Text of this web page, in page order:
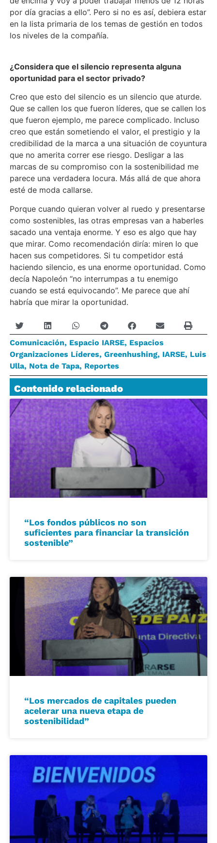
por día gracias a ello”. Pero si no es así, debiera estar
en la lista primaria de los temas de gestión en todos
los niveles de la compañía.
¿Considera que el silencio representa alguna
oportunidad para el sector privado?
Creo que esto del silencio es un silencio que aturde.
Que se callen los que fueron líderes, que se callen los
que fueron ejemplo, me parece complicado. Incluso
creo que están sometiendo el valor, el prestigio y la
credibilidad de la marca a una situación de coyuntura
que no amerita correr ese riesgo. Desligar a las
marcas de su compromiso con la sostenibilidad me
parece una verdadera locura. Más allá de que ahora
esté de moda callarse.
Porque cuando quieran volver al ruedo y presentarse
como sostenibles, las otras empresas van a haberles
sacado una ventaja enorme. Y eso es algo que hay
que mirar. Como recomendación diría: miren lo que
hacen sus competidores. Si tu competidor está
haciendo silencio, es una enorme oportunidad. Como
decía Napoleón “no interrumpas a tu enemigo
cuando se está equivocando”. Me parece que ahí
habría que mirar la oportunidad.
Comunicación, Espacio IARSE, Espacios
Organizaciones Líderes, Greenhushing, IARSE, Luis
Ulla, Nota de Tapa, Reportes
Contenido relacionado
“Los fondos públicos no son
suficientes para financiar la transición
sostenible”
“Los mercados de capitales pueden
acelerar una nueva etapa de
sostenibilidad”